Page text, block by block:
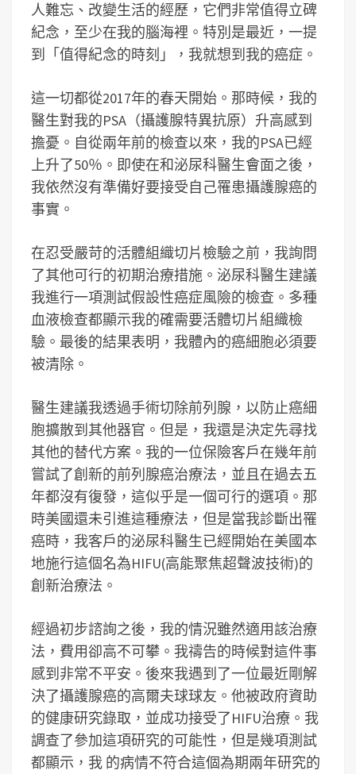
人難忘、改變生活的經歷，它們非常值得立碑
紀念，至少在我的腦海裡。特別是最近，一提
到「值得紀念的時刻」，我就想到我的癌症。
這一切都從2017年的春天開始。那時候，我的
醫生對我的PSA（攝護腺特異抗原）升高感到
擔憂。自從兩年前的檢查以來，我的PSA已經
上升了50％。即使在和泌尿科醫生會面之後，
我依然沒有準備好要接受自己罹患攝護腺癌的
事實。
在忍受嚴苛的活體組織切片檢驗之前，我詢問
了其他可行的初期治療措施。泌尿科醫生建議
我進行一項測試假設性癌症風險的檢查。多種
血液檢查都顯示我的確需要活體切片組織檢
驗。最後的結果表明，我體內的癌細胞必須要
被清除。
醫生建議我透過手術切除前列腺，以防止癌細
胞擴散到其他器官。但是，我還是決定先尋找
其他的替代方案。我的一位保險客戶在幾年前
嘗試了創新的前列腺癌治療法，並且在過去五
年都沒有復發，這似乎是一個可行的選項。那
時美國還未引進這種療法，但是當我診斷出罹
癌時，我客戶的泌尿科醫生已經開始在美國本
地施行這個名為HIFU(高能聚焦超聲波技術)的
創新治療法。
經過初步諮詢之後，我的情況雖然適用該治療
法，費用卻高不可攀。我禱告的時候對這件事
感到非常不平安。後來我遇到了一位最近剛解
決了攝護腺癌的高爾夫球球友。他被政府資助
的健康研究錄取，並成功接受了HIFU治療。我
調查了參加這項研究的可能性，但是幾項測試
都顯示，我 的病情不符合這個為期兩年研究的